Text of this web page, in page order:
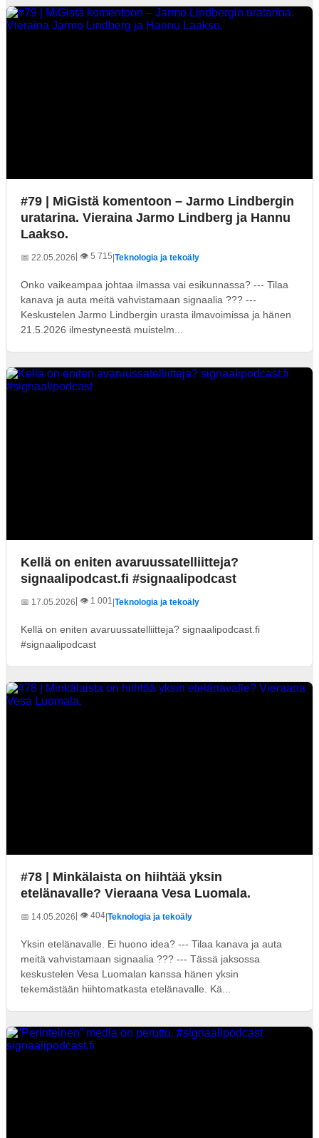
#79 | MiGistä komentoon – Jarmo Lindbergin
uratarina. Vieraina Jarmo Lindberg ja Hannu
Laakso.
📅 22.05.2026 | 👁️ 5 715|Teknologia ja tekoäly
Onko vaikeampaa johtaa ilmassa vai esikunnassa? --- Tilaa
kanava ja auta meitä vahvistamaan signaalia ??? ---
Keskustelen Jarmo Lindbergin urasta ilmavoimissa ja hänen
21.5.2026 ilmestyneestä muistelm...
Kellä on eniten avaruussatelliitteja?
signaalipodcast.fi #signaalipodcast
📅 17.05.2026 | 👁️ 1 001|Teknologia ja tekoäly
Kellä on eniten avaruussatelliitteja? signaalipodcast.fi
#signaalipodcast
#78 | Minkälaista on hiihtää yksin
etelänavalle? Vieraana Vesa Luomala.
📅 14.05.2026 | 👁️ 404|Teknologia ja tekoäly
Yksin etelänavalle. Ei huono idea? --- Tilaa kanava ja auta
meitä vahvistamaan signaalia ??? --- Tässä jaksossa
keskustelen Vesa Luomalan kanssa hänen yksin
tekemästään hiihtomatkasta etelänavalle. Kä...